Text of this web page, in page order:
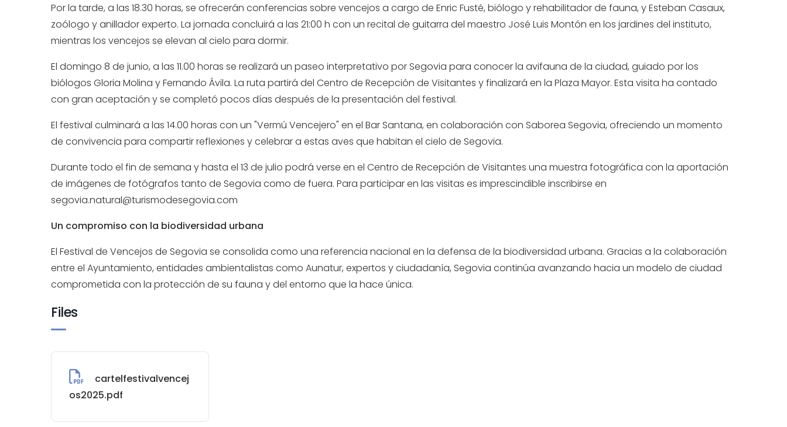
Por la tarde, a las 18.30 horas, se ofrecerán conferencias sobre vencejos a cargo de Enric Fusté, biólogo y rehabilitador de fauna, y Esteban Casaux,
zoólogo y anillador experto. La jornada concluirá a las 21:00 h con un recital de guitarra del maestro José Luis Montón en los jardines del instituto,
mientras los vencejos se elevan al cielo para dormir.
El domingo 8 de junio, a las 11.00 horas se realizará un paseo interpretativo por Segovia para conocer la avifauna de la ciudad, guiado por los
biólogos Gloria Molina y Fernando Ávila. La ruta partirá del Centro de Recepción de Visitantes y finalizará en la Plaza Mayor. Esta visita ha contado
con gran aceptación y se completó pocos días después de la presentación del festival.
El festival culminará a las 14.00 horas con un "Vermú Vencejero" en el Bar Santana, en colaboración con Saborea Segovia, ofreciendo un momento
de convivencia para compartir reflexiones y celebrar a estas aves que habitan el cielo de Segovia.
Durante todo el fin de semana y hasta el 13 de julio podrá verse en el Centro de Recepción de Visitantes una muestra fotográfica con la aportación
de imágenes de fotógrafos tanto de Segovia como de fuera. Para participar en las visitas es imprescindible inscribirse en
segovia.natural@turismodesegovia.com
Un compromiso con la biodiversidad urbana
El Festival de Vencejos de Segovia se consolida como una referencia nacional en la defensa de la biodiversidad urbana. Gracias a la colaboración
entre el Ayuntamiento, entidades ambientalistas como Aunatur, expertos y ciudadanía, Segovia continúa avanzando hacia un modelo de ciudad
comprometida con la protección de su fauna y del entorno que la hace única.
Files
cartelfestivalvencej
os2025.pdf